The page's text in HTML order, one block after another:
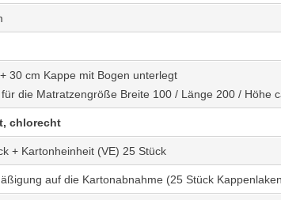
30 cm Kappe mit Bogen unterlegt
die Matratzengröße Breite 100 / Länge 200 / Höhe
chlorecht
+ Kartonheinheit (VE) 25 Stück
auf die Kartonabnahme (25 Stück